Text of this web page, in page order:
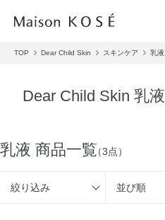
TOP Dear Child Skin スキンケア 乳液
Dear Child Skin 乳液
乳液 商品一覧（3点）
絞り込み 並び順